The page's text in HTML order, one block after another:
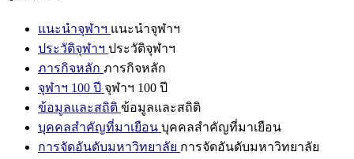
แนะนำจุฬาฯ แนะนำจุฬาฯ
ประวัติจุฬาฯ ประวัติจุฬาฯ
ภารกิจหลัก ภารกิจหลัก
จุฬาฯ 100 ปี จุฬาฯ 100 ปี
ข้อมูลและสถิติ ข้อมูลและสถิติ
บุคคลสำคัญที่มาเยือน บุคคลสำคัญที่มาเยือน
การจัดอันดับมหาวิทยาลัย การจัดอันดับมหาวิทยาลัย